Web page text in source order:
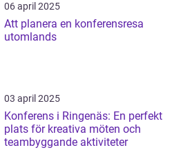
06 april 2025
Att planera en konferensresa
utomlands
03 april 2025
Konferens i Ringenäs: En perfekt
plats för kreativa möten och
teambyggande aktiviteter